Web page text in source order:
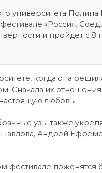
университета
«Россия.
и пройдет с 8
когда она
Сначала их
любовь.
узы также
Андрей
фестивале